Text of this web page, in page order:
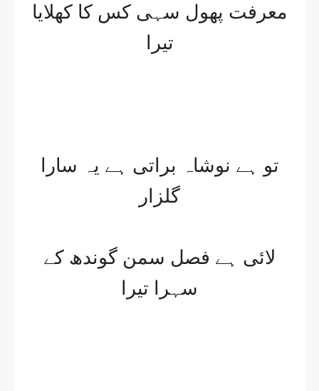
معرفت پھول سہی کس کا کھلایا
تیرا
تو ہے نوشاہ براتی ہے یہ سارا
گلزار
لائی ہے فصل سمن گوندھ کے
سہرا تیرا